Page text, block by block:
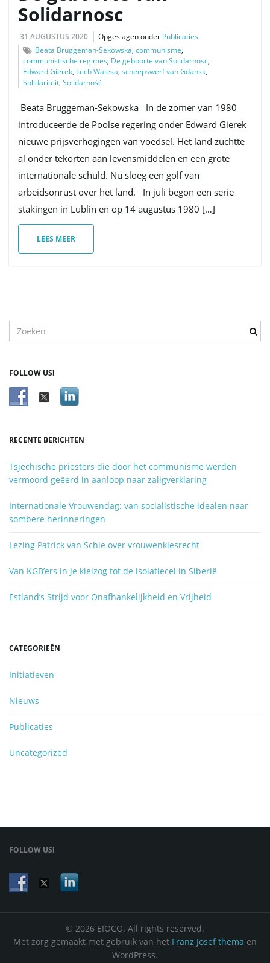
Solidarnosc
31 AUGUSTUS 2020 Opgeslagen onder Publicaties
Beata Bruggeman-Sekowska, communisme,
communistische regimes, De geboorte van Solidarnosc,
Edward Gierek, Lech Walesa, scheepswerf van Gdansk,
Solidariteit, Solidarność
Beata Bruggeman-Sekowska In de zomer van 1980
introduceerde de Poolse regering onder Edward Gierek
nieuwe prijsverhogingen van voedsel. Het land zuchtte
al onder tekorten aan levensmiddelen en een grote
internationale schuld. Nu sloeg een golf van
arbeidsonrust over het land. In juli begon een serie
stakingen in Lublin en op 14 augustus 1980 […]
LEES MEER
r
o
z
e
k
n
.
FOLLOW US!
RECENTE BERICHTEN
Tsjechische priesters die door het communisme werden
vermoord geëerd in aanloop naar zaligverklaring
Internationale Vrouwendag: van socialistische idealen naar
sombere herinneringen
Lezing Patrick van Schie over vrouwenkiesrecht
Van KGB’ers in je kielzog tot de isolatiecel in Siberië
Estland’s Strijd voor Onafhankelijkheid en Vrijheid
CATEGORIEËN
Initiatieven
Nieuws
Publicaties
Uncategorized
FOLLOW US!
© 2026 EIOCO. All rights reserved.
Met zorg gemaakt met gebruik van het Franz Josef thema en
WordPress.